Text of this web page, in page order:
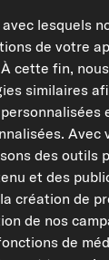
l'intégralité de la
lesquels
de votre
cette fin,
similaires
Avec
des outils
et des
création de
de nos
de